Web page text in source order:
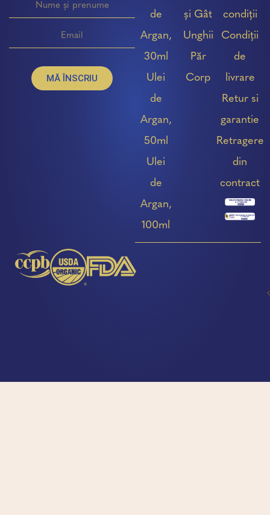
MĂ ÎNSCRIU
de
Argan,
30ml
Ulei
de
Argan,
50ml
Ulei
de
Argan,
100ml
și Gât
Unghii
Păr
Corp
condiții
Condiții
de
livrare
Retur si
garantie
Retragere
din
contract